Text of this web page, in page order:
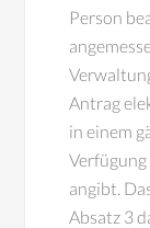
Person
Antrag
in einem
angibt.
Absatz 3